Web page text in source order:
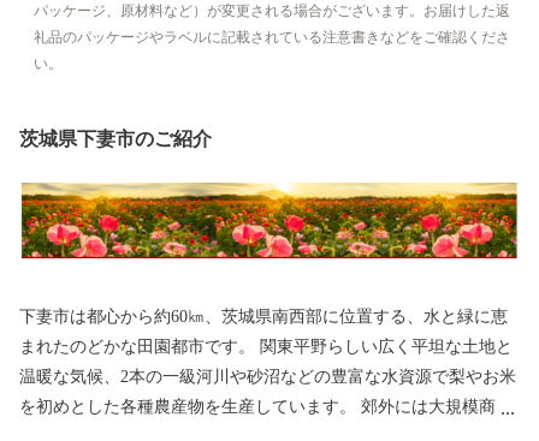
パッケージ、原材料など）が変更される場合がございます。お届けした返
礼品のパッケージやラベルに記載されている注意書きなどをご確認くださ
い。
茨城県下妻市のご紹介
下妻市は都心から約60㎞、茨城県南西部に位置する、水と緑に恵
まれたのどかな田園都市です。 関東平野らしい広く平坦な土地と
温暖な気候、2本の一級河川や砂沼などの豊富な水資源で梨やお米
を初めとした各種農産物を生産しています。 郊外には大規模商業